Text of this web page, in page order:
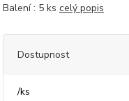
Balení : 5 ks celý popis
Dostupnost
/ks